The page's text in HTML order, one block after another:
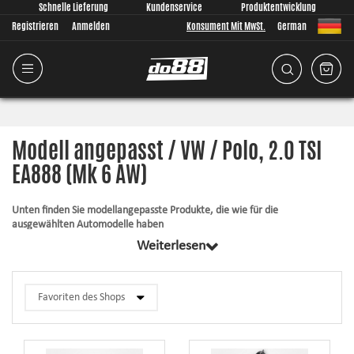
Schnelle Lieferung Kundenservice
Produktentwicklung
Registrieren
Anmelden Konsument Mit MwSt. German
Modell angepasst / VW / Polo, 2.0 TSI
EA888 (Mk 6 AW)
Unten finden Sie modellangepasste Produkte, die wie für die
ausgewählten Automodelle haben
Alle Produkte in dieser Kategorie haben gemeinsam, dass sie passend für
überhaupt möglich ist. Die Artikel enthalten immer alles, was für die
Weiterlesen